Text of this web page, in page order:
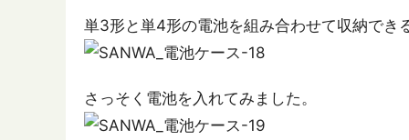
単3形と単4形の電池を組み合わせて収納でき
さっそく電池を入れてみました。